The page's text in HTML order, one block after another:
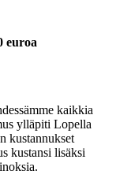
euroa
kaikkia
ylläpiti Lopella
kustannukset
kustansi lisäksi